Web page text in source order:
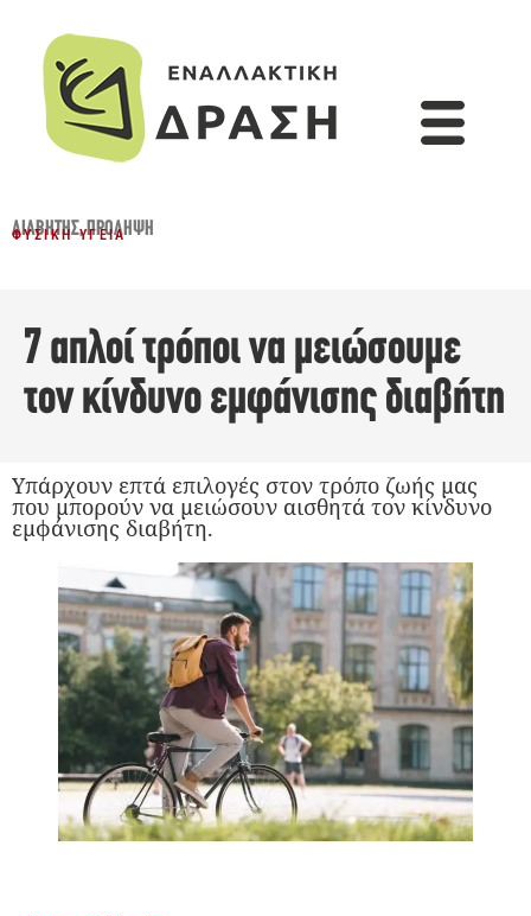
ΔΙΑΒΉΤΗΣ,ΠΡΌΛΗΨΗ
ΦΥΣΙΚΉ ΥΓΕΊΑ
7 απλοί τρόποι να μειώσουμε
τον κίνδυνο εμφάνισης διαβήτη
Υπάρχουν επτά επιλογές στον τρόπο ζωής μας
που μπορούν να μειώσουν αισθητά τον κίνδυνο
εμφάνισης διαβήτη.